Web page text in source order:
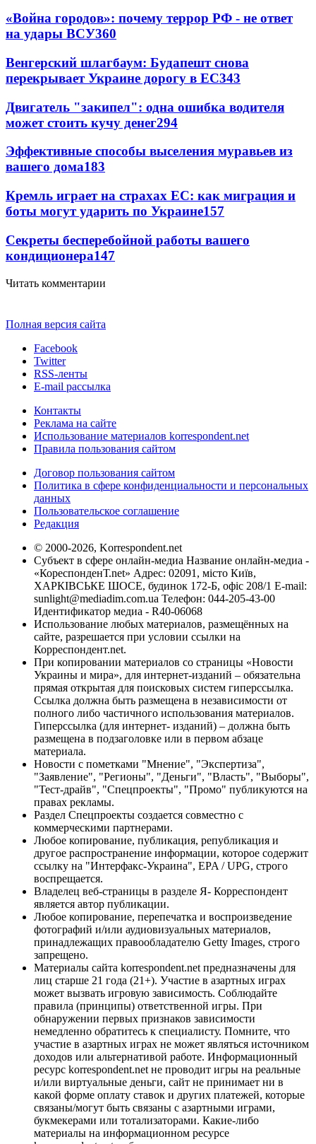
«Война городов»: почему террор РФ - не ответ
на удары ВСУ360
Венгерский шлагбаум: Будапешт снова
перекрывает Украине дорогу в ЕС343
Двигатель "закипел": одна ошибка водителя
может стоить кучу денег294
Эффективные способы выселения муравьев из
вашего дома183
Кремль играет на страхах ЕС: как миграция и
боты могут ударить по Украине157
Секреты бесперебойной работы вашего
кондиционера147
Читать комментарии
Полная версия сайта
Facebook
Twitter
RSS-ленты
E-mail рассылка
Контакты
Реклама на сайте
Использование материалов korrespondent.net
Правила пользования сайтом
Договор пользования сайтом
Политика в сфере конфиденциальности и персональных
данных
Пользовательское соглашение
Редакция
© 2000-2026, Korrespondent.net
Субъект в сфере онлайн-медиа Название онлайн-медиа -
«КореспонденТ.net» Адрес: 02091, місто Київ,
ХАРКІВСЬКЕ ШОСЕ, будинок 172-Б, офіс 208/1 E-mail:
sunlight@mediadim.com.ua Телефон: 044-205-43-00
Идентификатор медиа - R40-06068
Использование любых материалов, размещённых на
сайте, разрешается при условии ссылки на
Корреспондент.net.
При копировании материалов со страницы «Новости
Украины и мира», для интернет-изданий – обязательна
прямая открытая для поисковых систем гиперссылка.
Ссылка должна быть размещена в независимости от
полного либо частичного использования материалов.
Гиперссылка (для интернет- изданий) – должна быть
размещена в подзаголовке или в первом абзаце
материала.
Новости с пометками "Мнение", "Экспертиза",
"Заявление", "Регионы", "Деньги", "Власть", "Выборы",
"Тест-драйв", "Спецпроекты", "Промо" публикуются на
правах рекламы.
Раздел Спецпроекты создается совместно с
коммерческими партнерами.
Любое копирование, публикация, републикация и
другое распространение информации, которое содержит
ссылку на "Интерфакс-Украина", EPA / UPG, строго
воспрещается.
Владелец веб-страницы в разделе Я- Корреспондент
является автор публикации.
Любое копирование, перепечатка и воспроизведение
фотографий и/или аудиовизуальных материалов,
принадлежащих правообладателю Getty Images, строго
запрещено.
Материалы сайта korrespondent.net предназначены для
лиц старше 21 года (21+). Участие в азартных играх
может вызвать игровую зависимость. Соблюдайте
правила (принципы) ответственной игры. При
обнаружении первых признаков зависимости
немедленно обратитесь к специалисту. Помните, что
участие в азартных играх не может являться источником
доходов или альтернативой работе. Информационный
ресурс korrespondent.net не проводит игры на реальные
и/или виртуальные деньги, сайт не принимает ни в
какой форме оплату ставок и других платежей, которые
связаны/могут быть связаны с азартными играми,
букмекерами или тотализаторами. Какие-либо
материалы на информационном ресурсе